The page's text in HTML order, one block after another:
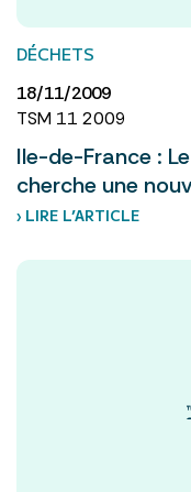
DÉCHETS
18/11/2009
TSM 11 2009
Ile-de-France :
cherche une
› LIRE L’ARTICLE